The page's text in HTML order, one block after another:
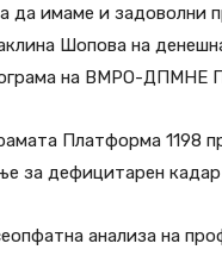
да имаме и задоволни
Шопова на
на ВМРО-ДПМНЕ
Платформа 1198
за дефицитарен
анализа на